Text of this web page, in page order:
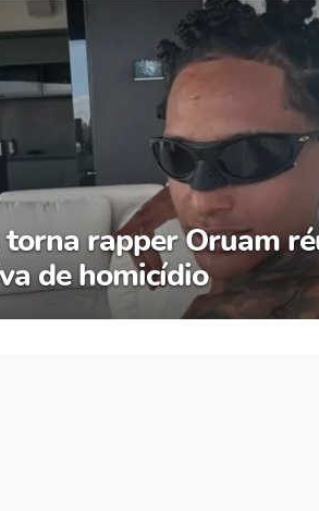
torna rapper Oruam
de homicídio